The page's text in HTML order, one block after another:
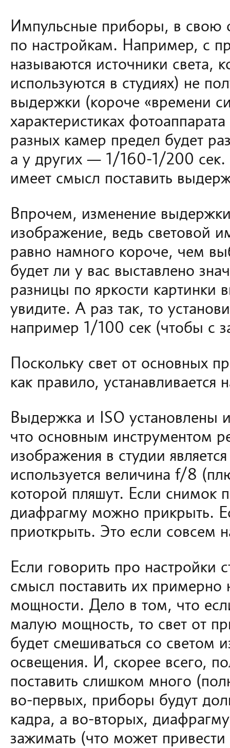
Импульсные приборы, в свою
по настройкам. Например, с
называются источники света,
используются в студиях) не
выдержки (короче «времени
характеристиках
разных камер предел будет
а у других — 1/160-1/200 сек.
имеет смысл поставить
Впрочем, изменение
изображение, ведь световой
равно намного короче, чем
будет ли у вас выставлено
разницы по яркости картинки
увидите. А раз так, то
например 1/100 сек (чтобы с
Поскольку свет от основных
как правило,
Выдержка и ISO установлены
что основным инструментом
изображения в студии
используется величина f/8
которой пляшут. Если снимок
диафрагму можно прикрыть.
приоткрыть. Это если совсем
Если говорить про настройки
смысл поставить их
мощности. Дело в том, что
малую мощность, то свет от
будет смешиваться со светом
освещения. И, скорее всего,
поставить слишком много
во-первых, приборы будут
кадра, а во-вторых,
зажимать (что может привести